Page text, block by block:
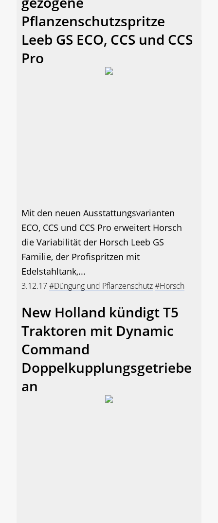
Pflanzenschutzspritze
Leeb GS ECO, CCS und CCS
Pro
Mit den neuen Ausstattungsvarianten
ECO, CCS und CCS Pro erweitert Horsch
die Variabilität der Horsch Leeb GS
Familie, der Profispritzen mit
Edelstahltank,...
3.12.17#Düngung und Pflanzenschutz#Horsch
New Holland kündigt T5
Traktoren mit Dynamic
Command
Doppelkupplungsgetriebe
an